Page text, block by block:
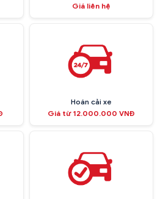
Giá liên hệ
Hoán cải xe
Giá từ 12.000.000 VNĐ